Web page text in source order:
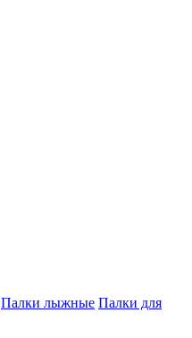
Палки лыжные Палки для